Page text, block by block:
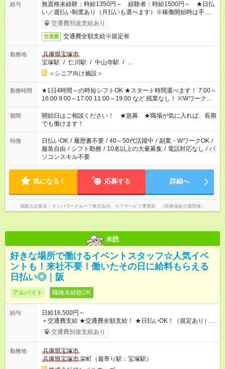
給与
無資格未経験：時給1350円～ 経験者：時給1500円～ ★日払
い／週払い制度あり（月払いも選べます）※稼働開始時は手続き
完了次第のお支払いとなります。
交通費別途支給あり
交通費 交通費全額支給※規定有
勤務地
兵庫県宝塚市
宝塚駅 / 仁川駅 / 中山寺駅 / …
＜シニア向け施設＞
勤務時間
★1日4時間～の時短シフトOK ★スタート時間選べます！ 7:00～
16:00 9:00～17:00 11:00～19:00 など 残業なし！ ※Wワークの
場合、他のお仕事と合わせ週40時間超の就業はご案内できませ
ん ※法令に基づき、週20時間以上勤務は社会保険への加入対象
となります ※労働者派遣法（日雇い派遣の原則禁止）により、
短時間・短期間の就業はご案内が難しい場合があります
期間
開始日はご相談ください！ ★急募 ★職場が気に入れば、長期
でも働けます！
特徴 日払いOK / 履歴書不要 / 40～50代活躍中 / 副業・WワークOK /
服装自由 / シフト勤務 / 10名以上の大量募集 / 電話対応なし / パ
ソコンスキル不要
気になる！ 応募する 詳細へ
掲載元企業名 マンパワーグループ株式会社 ケアサービス事業部 （医療福祉介護関連）
未読
好きな場所で働けるイベントスタッフ☆人気イベ
ントも！来社不要！働いたその日に給料もらえる
日払い◎｜阪
アルバイト 職種未経験OK
給与
日給16,500円～
＋交通費支給 ★交通費全額支給！ ★日払いOK！（規定あり） ┗
働いたその日に現金GET♪ お仕事後はコンビニATMから 日払
交通費別途支給あり
勤務地
兵庫県宝塚市
兵庫県宝塚市栄町（最寄り駅：宝塚駅）